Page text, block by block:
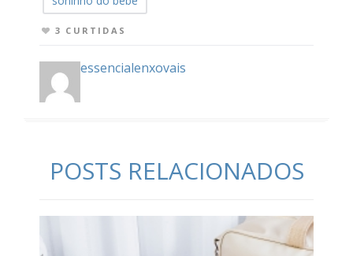
3 CURTIDAS
essencialenxovais
POSTS RELACIONADOS